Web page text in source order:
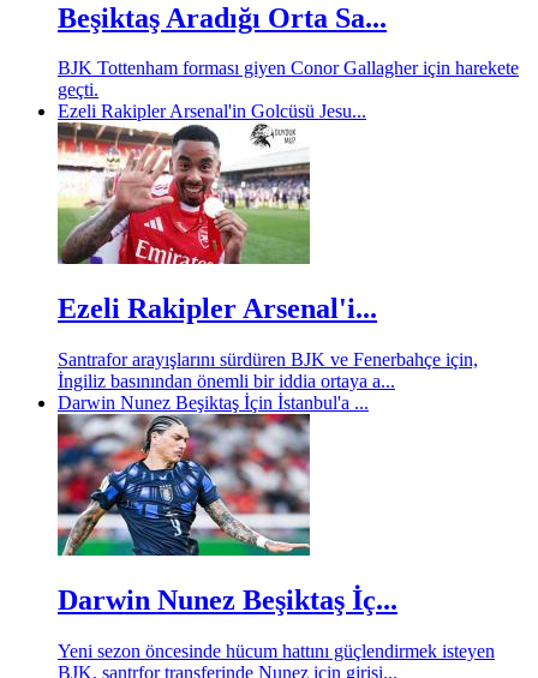
Beşiktaş Aradığı Orta Sa...
BJK Tottenham forması giyen Conor Gallagher için harekete
geçti.
Ezeli Rakipler Arsenal'in Golcüsü Jesu...
Ezeli Rakipler Arsenal'i...
Santrafor arayışlarını sürdüren BJK ve Fenerbahçe için,
İngiliz basınından önemli bir iddia ortaya a...
Darwin Nunez Beşiktaş İçin İstanbul'a ...
Darwin Nunez Beşiktaş İç...
Yeni sezon öncesinde hücum hattını güçlendirmek isteyen
BJK, santrfor transferinde Nunez için girişi...